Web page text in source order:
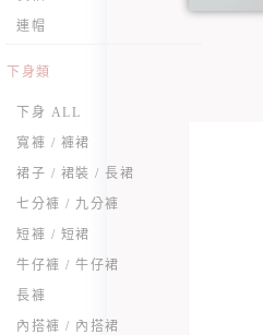
連帽
下身類
下身 ALL
寬褲 / 褲裙
裙子 / 裙裝 / 長裙
七分褲 / 九分褲
短褲 / 短裙
牛仔褲 / 牛仔裙
長褲
內搭褲 / 內搭裙